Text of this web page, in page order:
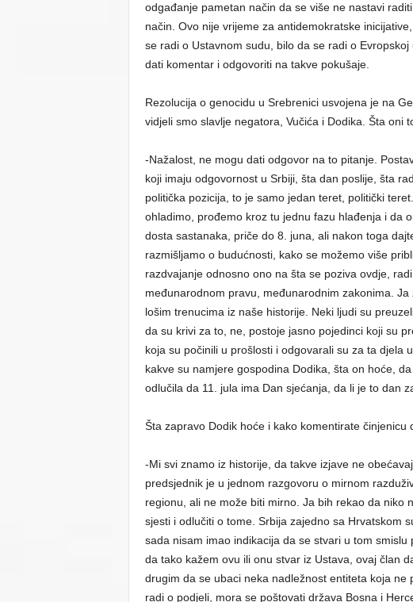
odgađanje pametan način da se više ne nastavi
način. Ovo nije vrijeme za antidemokratske
se radi o Ustavnom sudu, bilo da se radi o
dati komentar i odgovoriti na takve pokušaje.
Rezolucija o genocidu u Srebrenici usvojena je na
vidjeli smo slavlje negatora, Vučića i Dodika. Šta oni
-Nažalost, ne mogu dati odgovor na to pitanje.
koji imaju odgovornost u Srbiji, šta dan poslije, šta
politička pozicija, to je samo jedan teret, politički
ohladimo, prođemo kroz tu jednu fazu hlađenja i da
dosta sastanaka, priče do 8. juna, ali nakon toga
razmišljamo o budućnosti, kako se možemo više
razdvajanje odnosno ono na šta se poziva ovdje,
međunarodnom pravu, međunarodnim zakonima.
lošim trenucima iz naše historije. Neki ljudi su
da su krivi za to, ne, postoje jasno pojedinci koji su
koja su počinili u prošlosti i odgovarali su za ta djela
kakve su namjere gospodina Dodika, šta on hoće,
odlučila da 11. jula ima Dan sjećanja, da li je to dan
Šta zapravo Dodik hoće i kako komentirate
-Mi svi znamo iz historije, da takve izjave ne
predsjednik je u jednom razgovoru o mirnom
regionu, ali ne može biti mirno. Ja bih rekao da niko
sjesti i odlučiti o tome. Srbija zajedno sa Hrvatskom
sada nisam imao indikacija da se stvari u tom
da tako kažem ovu ili onu stvar iz Ustava, ovaj član
drugim da se ubaci neka nadležnost entiteta koja
radi o podjeli, mora se poštovati država Bosna i